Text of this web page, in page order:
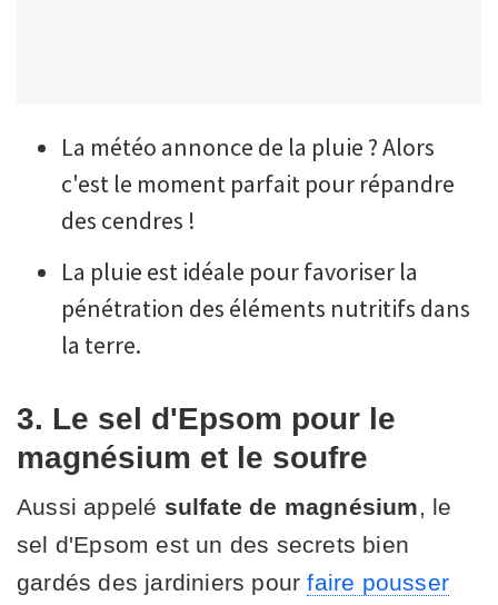
La météo annonce de la pluie ? Alors
c'est le moment parfait pour répandre
des cendres !
La pluie est idéale pour favoriser la
pénétration des éléments nutritifs dans
la terre.
3. Le sel d'Epsom pour le
magnésium et le soufre
Aussi appelé sulfate de magnésium , le
sel d'Epsom est un des secrets bien
gardés des jardiniers pourfaire pousser